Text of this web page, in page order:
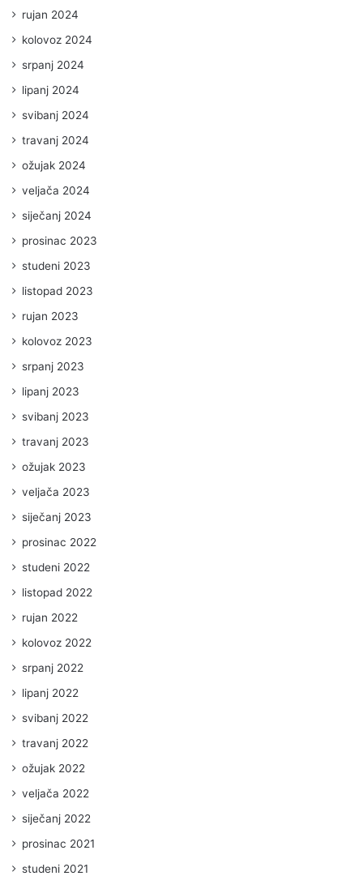
rujan 2024
kolovoz 2024
srpanj 2024
lipanj 2024
svibanj 2024
travanj 2024
ožujak 2024
veljača 2024
siječanj 2024
prosinac 2023
studeni 2023
listopad 2023
rujan 2023
kolovoz 2023
srpanj 2023
lipanj 2023
svibanj 2023
travanj 2023
ožujak 2023
veljača 2023
siječanj 2023
prosinac 2022
studeni 2022
listopad 2022
rujan 2022
kolovoz 2022
srpanj 2022
lipanj 2022
svibanj 2022
travanj 2022
ožujak 2022
veljača 2022
siječanj 2022
prosinac 2021
studeni 2021